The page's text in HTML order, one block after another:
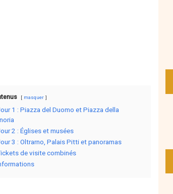
masquer
1 : Piazza del Duomo et Piazza della
2 : Églises et musées
3 : Oltrarno, Palais Pitti et panoramas
de visite combinés